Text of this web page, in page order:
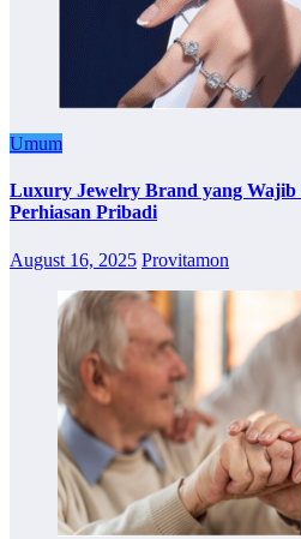
Umum
Luxury Jewelry Brand yang
Perhiasan Pribadi
August 16, 2025 Provitamon